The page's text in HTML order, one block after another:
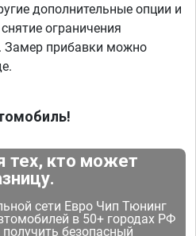
дополнительные опции и
ограничения
Замер прибавки можно
тех, кто может
сети Евро Чип Тюнинг
в 50+ городах РФ
безопасный